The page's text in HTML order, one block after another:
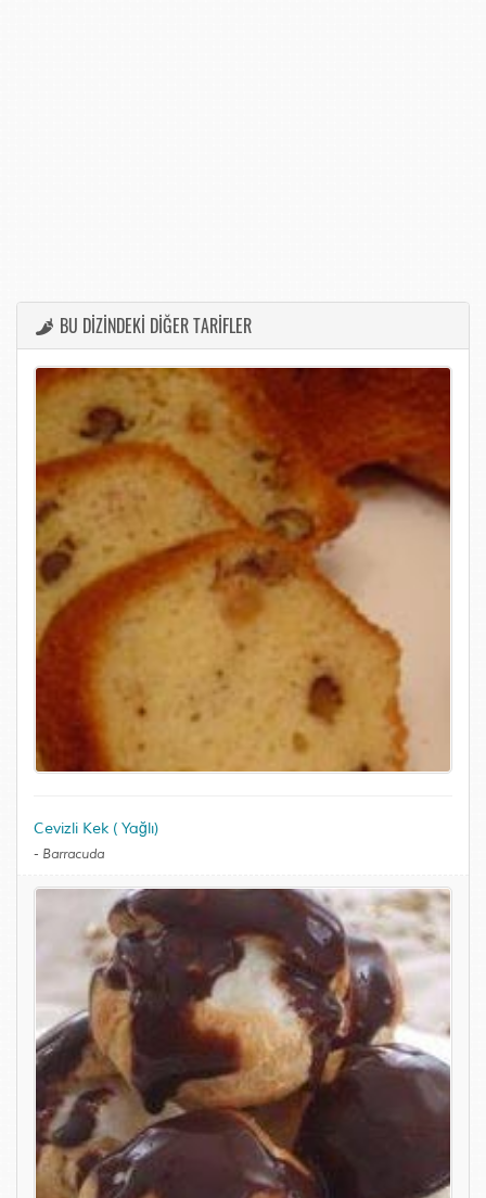
BU DİZİNDEKİ DİĞER TARİFLER
Cevizli Kek ( Yağlı)
- Barracuda